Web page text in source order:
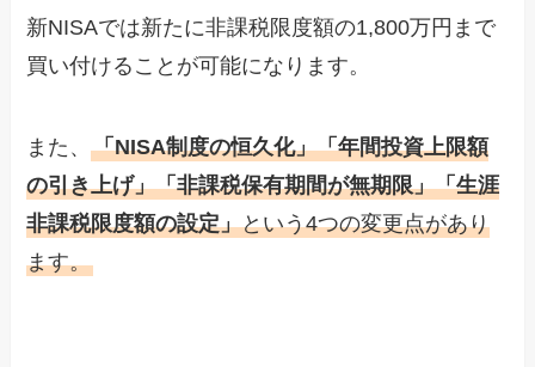
新NISAでは新たに非課税限度額の1,800万円まで
買い付けることが可能になります。
また、「NISA制度の恒久化」「年間投資上限額
の引き上げ」「非課税保有期間が無期限」「生涯
非課税限度額の設定」という4つの変更点があり
ます。